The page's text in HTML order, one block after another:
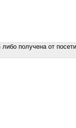
получена от